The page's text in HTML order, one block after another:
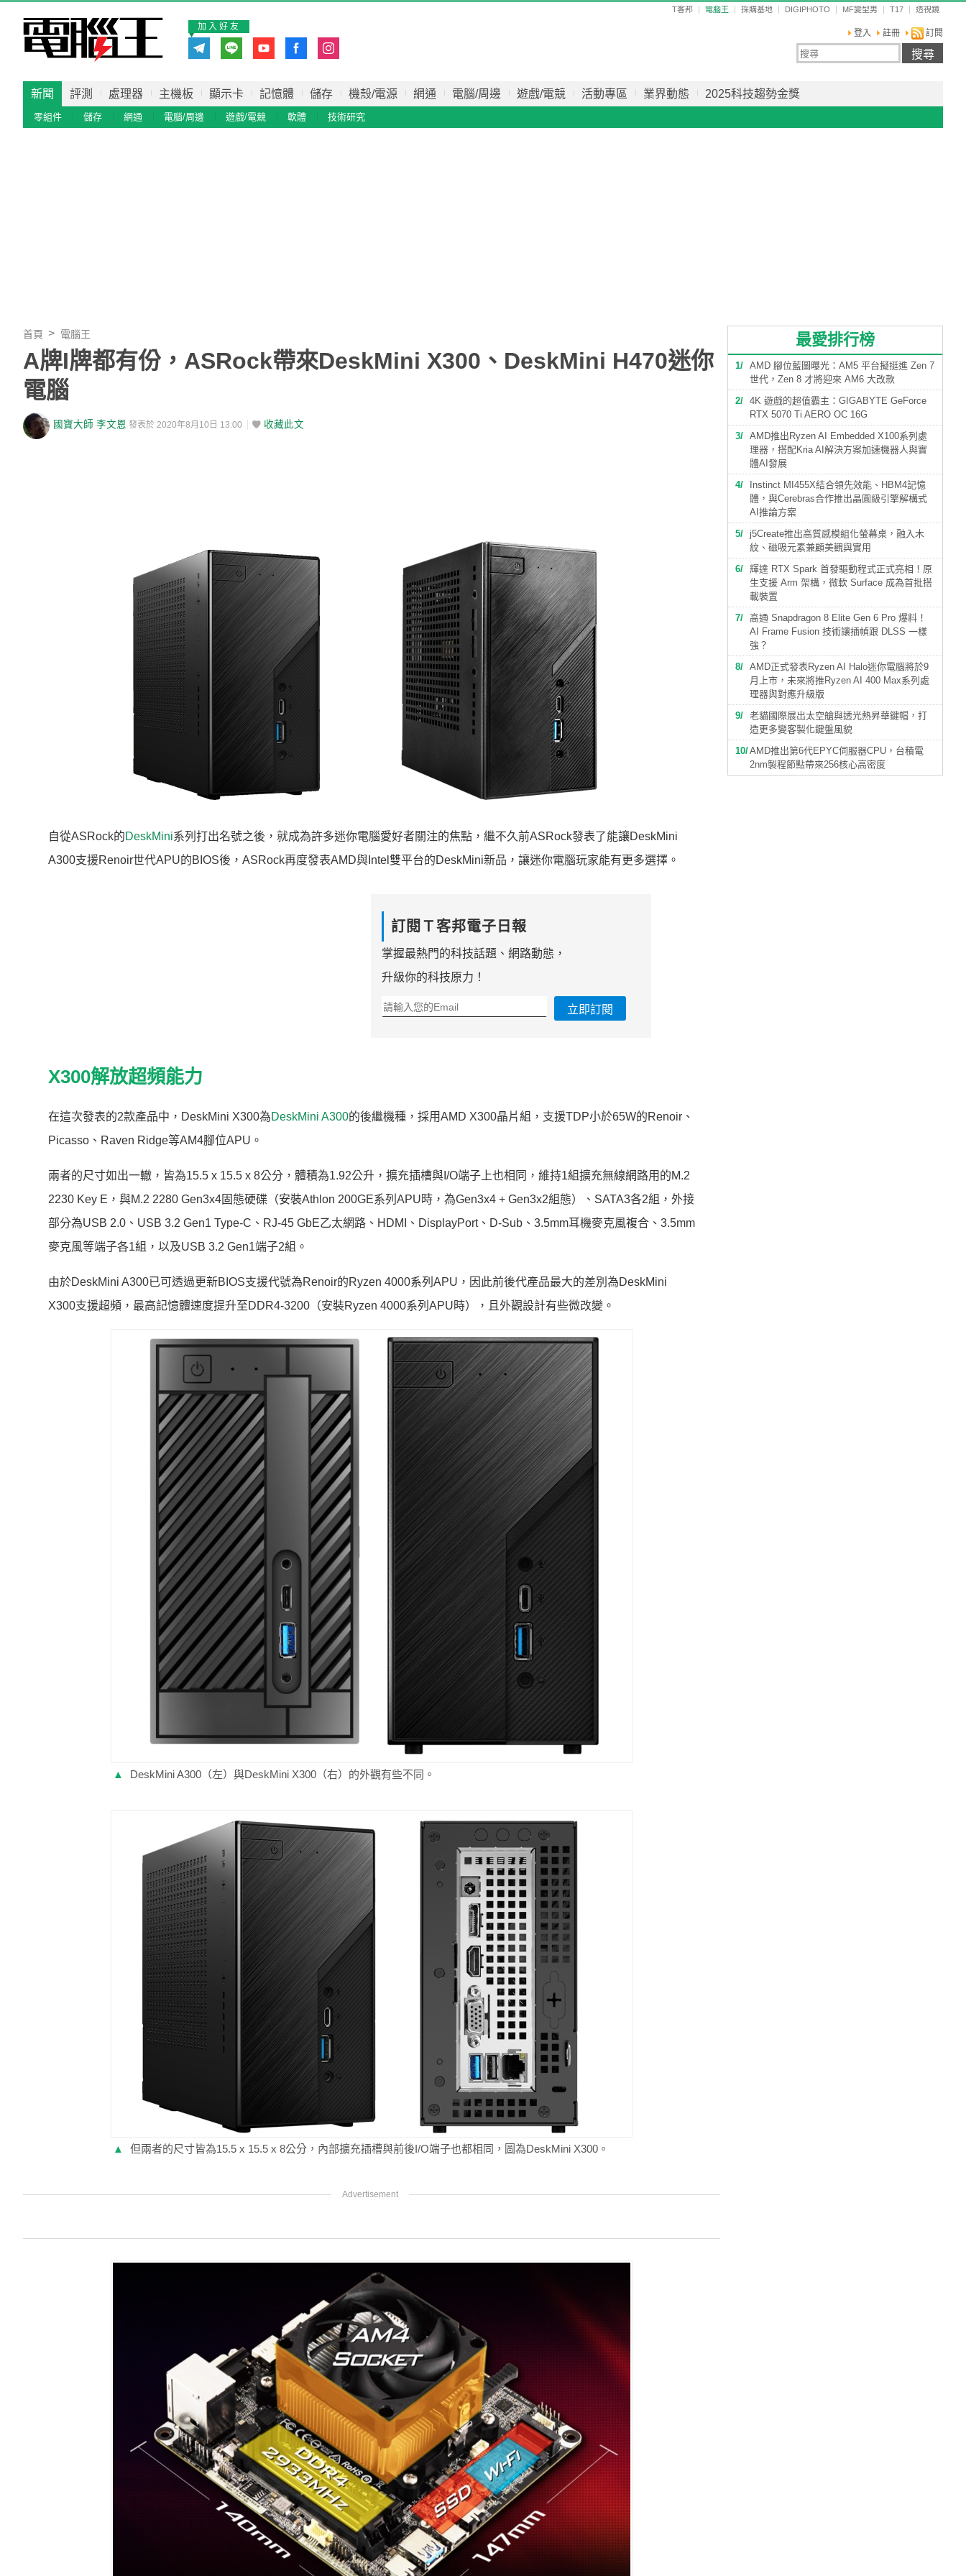
T客邦 電腦王 採購基地 DIGIPHOTO MF變型男 T17 透視鏡
登入 註冊 訂閱
加入好友
新聞 評測 處理器 主機板 顯示卡 記憶體 儲存 機殼/電源 網通 電腦/周邊 遊戲/電競 活動專區 業界動態 2025科技趨勢金獎
零組件 儲存 網通 電腦/周邊 遊戲/電競 軟體 技術研究
首頁 電腦王
A牌I牌都有份，ASRock帶來DeskMini X300、DeskMini H470迷你
電腦
國寶大師 李文恩 發表於 2020年8月10日 13:00 收藏此文
自從ASRock的DeskMini系列打出名號之後，就成為許多迷你電腦愛好者關注的焦點，繼不久前ASRock發表了能讓DeskMini
A300支援Renoir世代APU的BIOS後，ASRock再度發表AMD與Intel雙平台的DeskMini新品，讓迷你電腦玩家能有更多選擇。
訂閱Ｔ客邦電子日報
掌握最熱門的科技話題、網路動態，
升級你的科技原力！
立即訂閱
X300解放超頻能力
在這次發表的2款產品中，DeskMini X300為DeskMini A300的後繼機種，採用AMD X300晶片組，支援TDP小於65W的Renoir、
Picasso、Raven Ridge等AM4腳位APU。
兩者的尺寸如出一轍，皆為15.5 x 15.5 x 8公分，體積為1.92公升，擴充插槽與I/O端子上也相同，維持1組擴充無線網路用的M.2
2230 Key E，與M.2 2280 Gen3x4固態硬碟（安裝Athlon 200GE系列APU時，為Gen3x4 + Gen3x2組態）、SATA3各2組，外接
部分為USB 2.0、USB 3.2 Gen1 Type-C、RJ-45 GbE乙太網路、HDMI、DisplayPort、D-Sub、3.5mm耳機麥克風複合、3.5mm
麥克風等端子各1組，以及USB 3.2 Gen1端子2組。
由於DeskMini A300已可透過更新BIOS支援代號為Renoir的Ryzen 4000系列APU，因此前後代產品最大的差別為DeskMini
X300支援超頻，最高記憶體速度提升至DDR4-3200（安裝Ryzen 4000系列APU時），且外觀設計有些微改變。
▲ DeskMini A300（左）與DeskMini X300（右）的外觀有些不同。
▲ 但兩者的尺寸皆為15.5 x 15.5 x 8公分，內部擴充插槽與前後I/O端子也都相同，圖為DeskMini X300。
最愛排行榜
1
AMD 腳位藍圖曝光：AM5 平台擬挺進 Zen 7
世代，Zen 8 才將迎來 AM6 大改款
2
4K 遊戲的超值霸主：GIGABYTE GeForce
RTX 5070 Ti AERO OC 16G
3
AMD推出Ryzen AI Embedded X100系列處
理器，搭配Kria AI解決方案加速機器人與實
體AI發展
4
Instinct MI455X結合領先效能、HBM4記憶
體，與Cerebras合作推出晶圓級引擎解構式
AI推論方案
5
j5Create推出高質感模組化螢幕桌，融入木
紋、磁吸元素兼顧美觀與實用
6
輝達 RTX Spark 首發驅動程式正式亮相！原
生支援 Arm 架構，微軟 Surface 成為首批搭
載裝置
7
高通 Snapdragon 8 Elite Gen 6 Pro 爆料！
AI Frame Fusion 技術讓插幀跟 DLSS 一樣
強？
8
AMD正式發表Ryzen AI Halo迷你電腦將於9
月上市，未來將推Ryzen AI 400 Max系列處
理器與對應升級版
9
老貓國際展出太空艙與透光熱昇華鍵帽，打
造更多變客製化鍵盤風貌
10 AMD推出第6代EPYC伺服器CPU，台積電
2nm製程節點帶來256核心高密度